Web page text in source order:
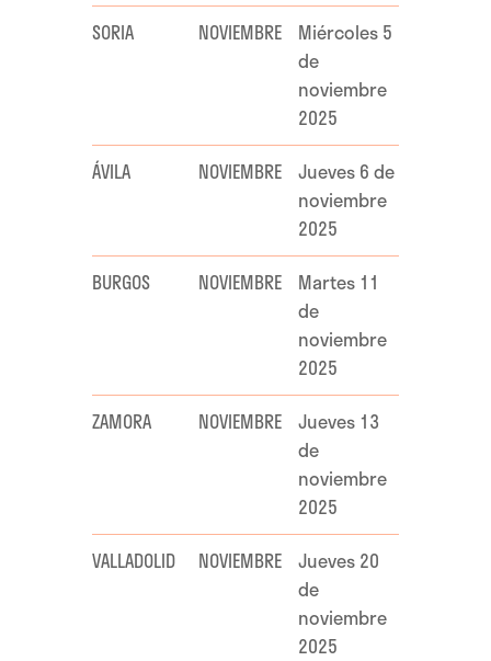
SORIA
NOVIEMBRE
Miércoles 5
de
noviembre
2025
ÁVILA
NOVIEMBRE Jueves 6 de
noviembre
2025
BURGOS
NOVIEMBRE
Martes 11
de
noviembre
2025
ZAMORA
NOVIEMBRE Jueves 13
de
noviembre
2025
VALLADOLID
NOVIEMBRE Jueves 20
de
noviembre
2025